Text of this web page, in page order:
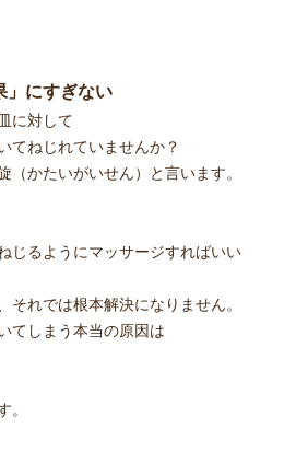
」にすぎない
に対して
てねじれていませんか？
（かたいがいせん）と言います。
じるようにマッサージすればいい
それでは根本解決になりません。
てしまう本当の原因は
。